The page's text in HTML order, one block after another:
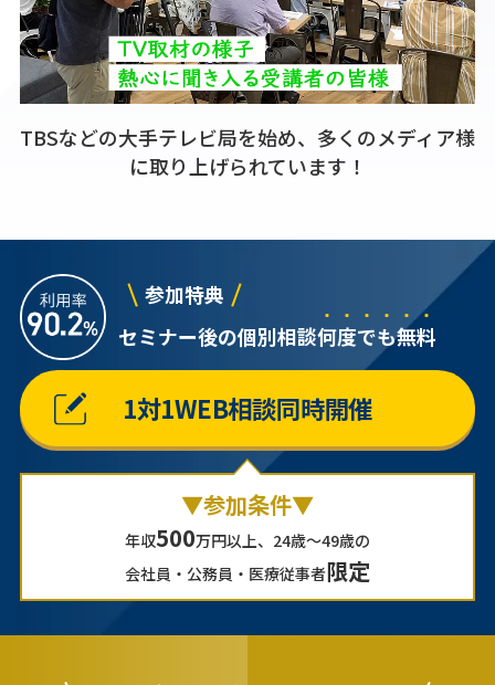
TBSなどの大手テレビ局を始め、 多くのメディア様
に取り上げられています！
参加特典
セミナー後の個別相談何度でも無料
1対1WEB相談同時開催
▼参加条件▼
年収500万円以上、24歳～49歳の
会社員・公務員・医療従事者限定